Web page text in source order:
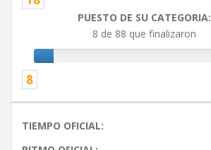
PUESTO DE SU CATEGORIA:
8 de 88 que finalizaron
8
TIEMPO OFICIAL: